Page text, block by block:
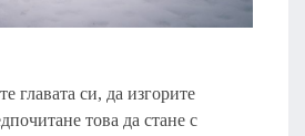
главата си, да изгорите
това да стане с